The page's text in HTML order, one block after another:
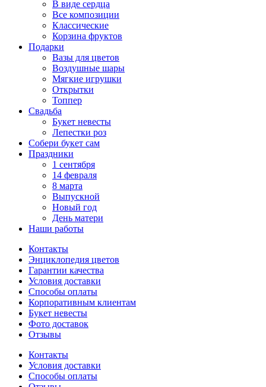
В виде сердца
Все композиции
Классические
Корзина фруктов
Подарки
Вазы для цветов
Воздушные шары
Мягкие игрушки
Открытки
Топпер
Свадьба
Букет невесты
Лепестки роз
Собери букет сам
Праздники
1 сентября
14 февраля
8 марта
Выпускной
Новый год
День матери
Наши работы
Контакты
Энциклопедия цветов
Гарантии качества
Условия доставки
Способы оплаты
Корпоративным клиентам
Букет невесты
Фото доставок
Отзывы
Контакты
Условия доставки
Способы оплаты